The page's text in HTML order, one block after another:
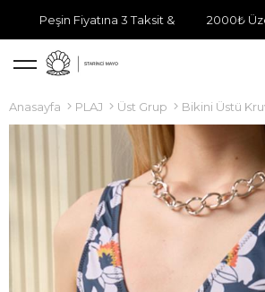
Peşin Fiyatına 3 Taksit & 2000₺
Anasayfa PLAJ Üst Grup Bikini Üstü